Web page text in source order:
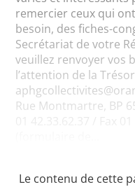
remercier ceux qui
besoin, des fiches-
Secrétariat de votre
veuillez renvoyer vos
l’attention de la
Rue Montmartre, BP
Le contenu de cette